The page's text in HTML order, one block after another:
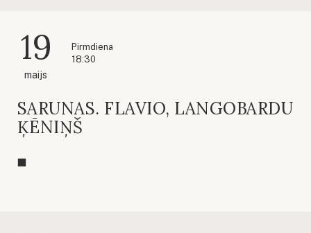
19
maijs
Pirmdiena
18:30
SARUNAS. FLAVIO, LANGOBARDU
ĶĒNIŅŠ